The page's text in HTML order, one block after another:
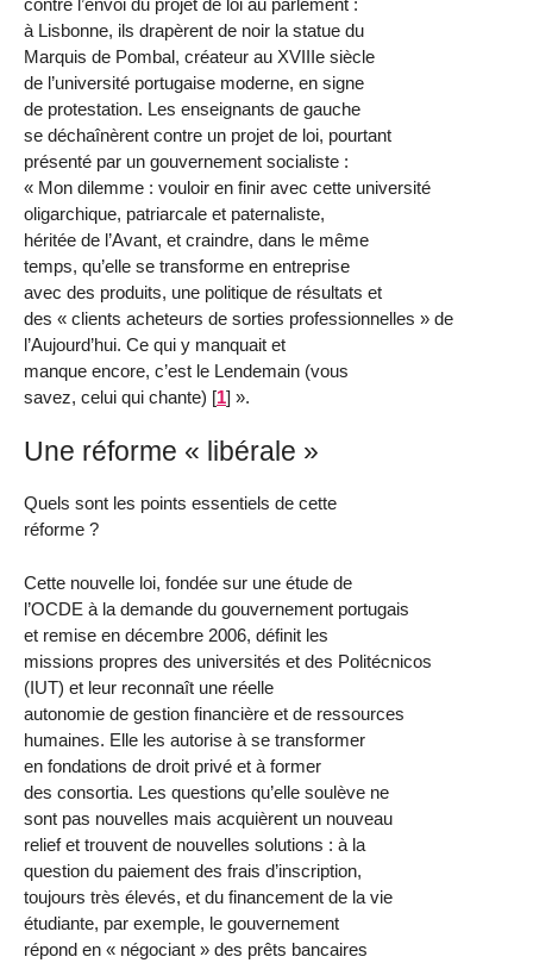
à Lisbonne, ils drapèrent de noir la statue du
Marquis de Pombal, créateur au XVIIIe siècle
de l’université portugaise moderne, en signe
de protestation. Les enseignants de gauche
se déchaînèrent contre un projet de loi, pourtant
présenté par un gouvernement socialiste :
« Mon dilemme : vouloir en finir avec cette université
oligarchique, patriarcale et paternaliste,
héritée de l’Avant, et craindre, dans le même
temps, qu’elle se transforme en entreprise
avec des produits, une politique de résultats et
des « clients acheteurs de sorties professionnelles » de
l’Aujourd’hui. Ce qui y manquait et
manque encore, c’est le Lendemain (vous
savez, celui qui chante) [1] ».
Une réforme « libérale »
Quels sont les points essentiels de cette
réforme ?
Cette nouvelle loi, fondée sur une étude de
l’OCDE à la demande du gouvernement portugais
et remise en décembre 2006, définit les
missions propres des universités et des Politécnicos
(IUT) et leur reconnaît une réelle
autonomie de gestion financière et de ressources
humaines. Elle les autorise à se transformer
en fondations de droit privé et à former
des consortia. Les questions qu’elle soulève ne
sont pas nouvelles mais acquièrent un nouveau
relief et trouvent de nouvelles solutions : à la
question du paiement des frais d’inscription,
toujours très élevés, et du financement de la vie
étudiante, par exemple, le gouvernement
répond en « négociant » des prêts bancaires